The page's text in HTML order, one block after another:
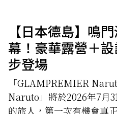
【日本德島】鳴
幕！豪華露營＋
步登場
「GLAMPREMIER
Naruto」將於2026年7月
的旅人，第一次有機會真